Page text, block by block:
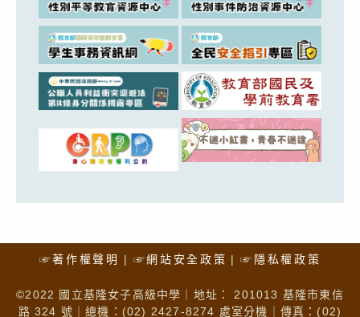
☞著作權聲明 ☞網站安全政策 ☞隱私權政策
©2022 國立基隆女子高級中學｜地址： 201013 基隆市東信
路 324 號｜總機：(02) 2427-8274 處室分機｜傳真：(02)